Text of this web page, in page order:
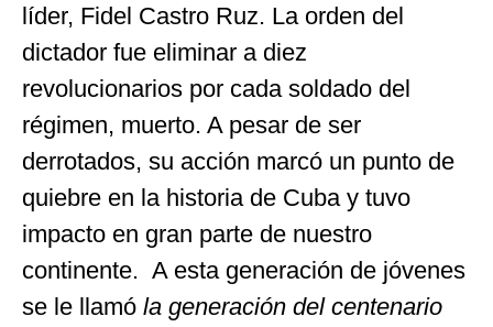
líder, Fidel Castro Ruz. La orden del
dictador fue eliminar a diez
revolucionarios por cada soldado del
régimen, muerto. A pesar de ser
derrotados, su acción marcó un punto de
quiebre en la historia de Cuba y tuvo
impacto en gran parte de nuestro
continente. A esta generación de jóvenes
se le llamó la generación del centenario